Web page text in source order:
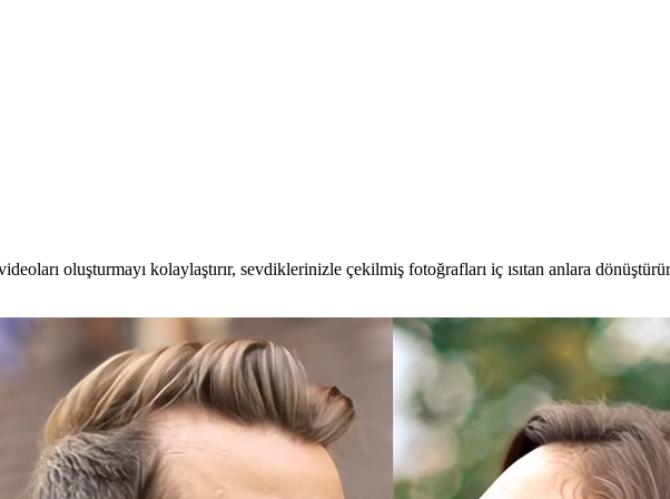
oluşturmayı kolaylaştırır, sevdiklerinizle çekilmiş fotoğrafları iç ısıtan anlara